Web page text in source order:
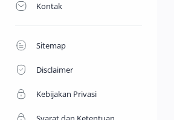
Kontak
Sitemap
Disclaimer
Kebijakan Privasi